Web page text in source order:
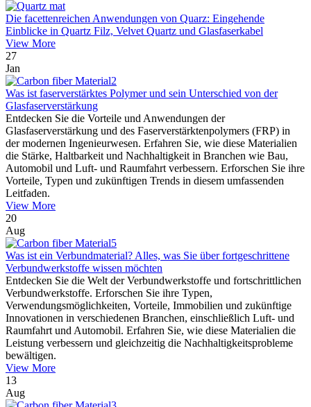
Die facettenreichen Anwendungen von Quarz: Eingehende
Einblicke in Quartz Filz, Velvet Quartz und Glasfaserkabel
View More
27
Jan
Was ist faserverstärktes Polymer und sein Unterschied von der
Glasfaserverstärkung
Entdecken Sie die Vorteile und Anwendungen der
Glasfaserverstärkung und des Faserverstärktenpolymers (FRP) in
der modernen Ingenieurwesen. Erfahren Sie, wie diese Materialien
die Stärke, Haltbarkeit und Nachhaltigkeit in Branchen wie Bau,
Automobil und Luft- und Raumfahrt verbessern. Erforschen Sie ihre
Vorteile, Typen und zukünftigen Trends in diesem umfassenden
Leitfaden.
View More
20
Aug
Was ist ein Verbundmaterial? Alles, was Sie über fortgeschrittene
Verbundwerkstoffe wissen möchten
Entdecken Sie die Welt der Verbundwerkstoffe und fortschrittlichen
Verbundwerkstoffe. Erforschen Sie ihre Typen,
Verwendungsmöglichkeiten, Vorteile, Immobilien und zukünftige
Innovationen in verschiedenen Branchen, einschließlich Luft- und
Raumfahrt und Automobil. Erfahren Sie, wie diese Materialien die
Leistung verbessern und gleichzeitig die Nachhaltigkeitsprobleme
bewältigen.
View More
13
Aug